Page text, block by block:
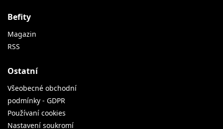
Befity
Magazin
RSS
Ostatní
Všeobecné obchodní
podmínky - GDPR
Používaní cookies
Nastavení soukromí